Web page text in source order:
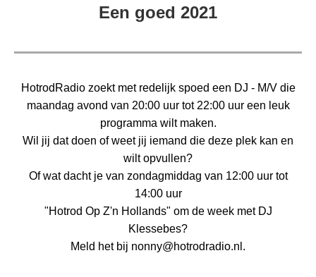
Een goed 2021
HotrodRadio zoekt met redelijk spoed een DJ - M/V die
maandag avond van 20:00 uur tot 22:00 uur een leuk
programma wilt maken.
Wil jij dat doen of weet jij iemand die deze plek kan en
wilt opvullen?
Of wat dacht je van zondagmiddag van 12:00 uur tot
14:00 uur
"Hotrod Op Z'n Hollands" om de week met DJ
Klessebes?
Meld het bij nonny@hotrodradio.nl.